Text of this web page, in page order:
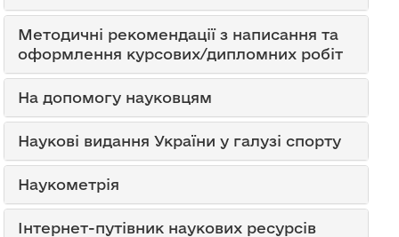
Методичні рекомендації з написання та
оформлення курсових/дипломних робіт
На допомогу науковцям
Наукові видання України у галузі спорту
Наукометрія
Інтернет-путівник наукових ресурсів